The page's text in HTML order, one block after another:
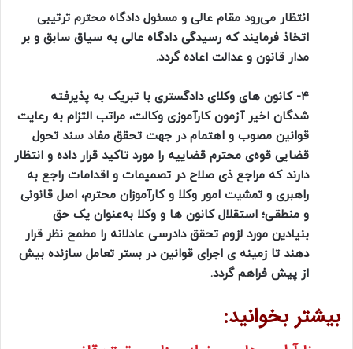
انتظار می‌رود مقام عالی و مسئول دادگاه محترم ترتیبی
اتخاذ فرمایند که رسیدگی دادگاه عالی به سیاق سابق و بر
مدار قانون و عدالت اعاده گردد.
۴- کانون های وکلای دادگستری با تبریک به پذیرفته
شدگان اخیر آزمون کارآموزی وکالت، مراتب التزام به رعایت
قوانین مصوب و اهتمام در جهت تحقق مفاد سند تحول
قضایی قوه‌ی محترم قضاییه را مورد تاکید قرار داده و انتظار
دارند که مراجع ذی صلاح در تصمیمات و اقدامات راجع به
راهبری و تمشیت امور وکلا و کارآموزان محترم، اصل قانونی
و منطقی؛ استقلال کانون ها و وکلا به‌عنوان یک حق
بنیادین مورد لزوم تحقق دادرسی عادلانه را مطمح نظر قرار
دهند تا زمینه ی اجرای قوانین در بستر تعامل سازنده بیش
از پیش فراهم گردد.
بیشتر بخوانید: